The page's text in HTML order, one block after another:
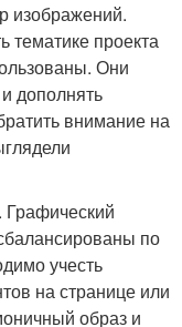
изображений.
тематике проекта
Они
дополнять
внимание на
Графический
по
учесть
на странице или
образ и